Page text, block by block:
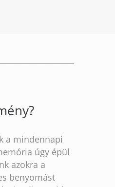
a mindennapi
úgy épül
azokra a
benyomást